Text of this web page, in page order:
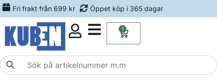
Fri frakt från 699 kr Öppet köp i 365 dagar
1